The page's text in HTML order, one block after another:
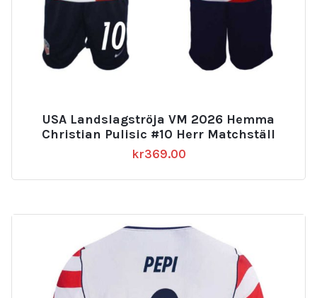
USA Landslagströja VM 2026 Hemma
Christian Pulisic #10 Herr Matchställ
kr369.00